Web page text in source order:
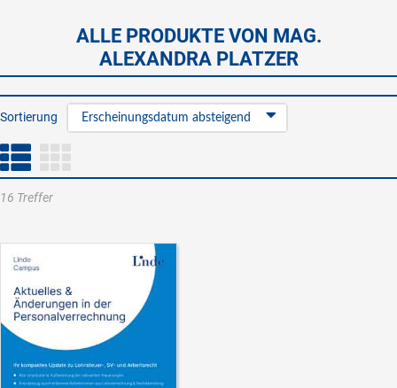
ALLE PRODUKTE VON MAG.
ALEXANDRA PLATZER
Sortierung Erscheinungsdatum absteigend
16 Treffer